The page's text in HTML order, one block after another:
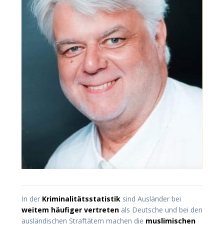
In der Kriminalitätsstatistik sind Ausländer bei
weitem häufiger vertreten als Deutsche und bei den
ausländischen Straftätern machen die muslimischen